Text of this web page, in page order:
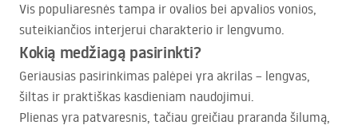
Vis populiaresnės tampa ir ovalios bei apvalios vonios,
suteikiančios interjerui charakterio ir lengvumo.
Kokią medžiagą pasirinkti?
Geriausias pasirinkimas palėpei yra akrilas – lengvas,
šiltas ir praktiškas kasdieniam naudojimui.
Plienas yra patvaresnis, tačiau greičiau praranda šilumą,